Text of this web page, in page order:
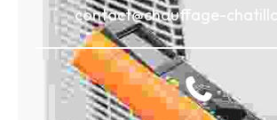
contact@chauffage-